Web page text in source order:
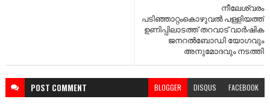
നീലേശ്വരം
പടിഞ്ഞാറ്റംകൊഴുവല്‍ പള്ളിയത്ത്‌
ഉണിപ്പിലാടത്ത്‌ തറവാട്‌ വാര്‍ഷിക
ജനറല്‍ബോഡി യോഗവും
അനുമോദവും നടത്തി
POST COMMENT BLOGGER DISQUS FACEBOOK